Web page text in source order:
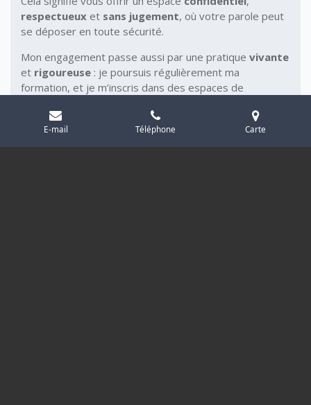
respectueux et sans jugement, où votre parole peut
se déposer en toute sécurité.
Mon engagement passe aussi par une pratique vivante
et rigoureuse : je poursuis régulièrement ma
formation, et je m’inscris dans des espaces de
accompagnement.
E-mail Téléphone Carte